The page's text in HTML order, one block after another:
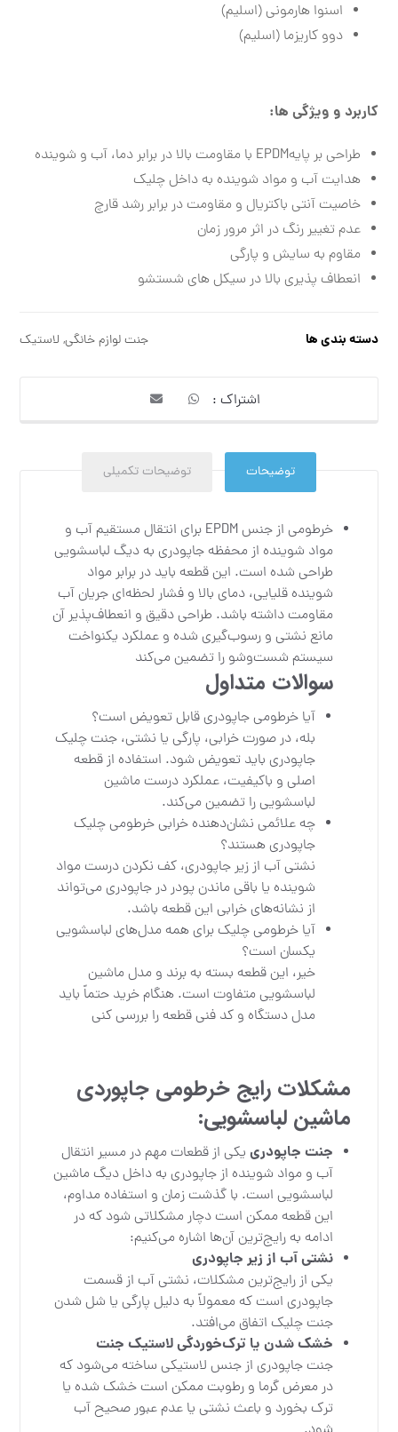
اسنوا هارمونی (اسلیم)
دوو کاریزما (اسلیم)
کاربرد و ویژگی ها:
طراحی بر پایهEPDM با مقاومت بالا در برابر دما، آب و شوینده
هدایت آب و مواد شوینده به داخل چلیک
خاصیت آنتی باکتریال و مقاومت در برابر رشد قارچ
عدم تغییر رنگ در اثر مرور زمان
مقاوم به سایش و پارگی
انعطاف پذیری بالا در سیکل های شستشو
دسته بندی ها جنت لوازم خانگی, لاستیک
توضیحات توضیحات تکمیلی
خرطومی از جنس EPDM برای انتقال مستقیم آب و
مواد شوینده از محفظه جاپودری به دیگ لباسشویی
طراحی شده است. این قطعه باید در برابر مواد
شوینده قلیایی، دمای بالا و فشار لحظه‌ای جریان آب
مقاومت داشته باشد. طراحی دقیق و انعطاف‌پذیر آن
مانع نشتی و رسوب‌گیری شده و عملکرد یکنواخت
سیستم شست‌وشو را تضمین می‌کند
سوالات متداول
آیا خرطومی جاپودری قابل تعویض است؟
بله، در صورت خرابی، پارگی یا نشتی، جنت چلیک
جاپودری باید تعویض شود. استفاده از قطعه
اصلی و باکیفیت، عملکرد درست ماشین
لباسشویی را تضمین می‌کند.
چه علائمی نشان‌دهنده خرابی خرطومی چلیک
جاپودری هستند؟
نشتی آب از زیر جاپودری، کف نکردن درست مواد
شوینده یا باقی ماندن پودر در جاپودری می‌تواند
از نشانه‌های خرابی این قطعه باشد.
آیا خرطومی چلیک برای همه مدل‌های لباسشویی
یکسان است؟
خیر، این قطعه بسته به برند و مدل ماشین
لباسشویی متفاوت است. هنگام خرید حتماً باید
مدل دستگاه و کد فنی قطعه را بررسی کنی
مشکلات رایج خرطومی جاپوردی
ماشین لباسشویی:
جنت جاپودری یکی از قطعات مهم در مسیر انتقال
آب و مواد شوینده از جاپودری به داخل دیگ ماشین
لباسشویی است. با گذشت زمان و استفاده مداوم،
این قطعه ممکن است دچار مشکلاتی شود که در
ادامه به رایج‌ترین آن‌ها اشاره می‌کنیم:
نشتی آب از زیر جاپودری
یکی از رایج‌ترین مشکلات، نشتی آب از قسمت
جاپودری است که معمولاً به دلیل پارگی یا شل شدن
جنت چلیک اتفاق می‌افتد.
خشک شدن یا ترک‌خوردگی لاستیک جنت
جنت جاپودری از جنس لاستیکی ساخته می‌شود که
در معرض گرما و رطوبت ممکن است خشک شده یا
ترک بخورد و باعث نشتی یا عدم عبور صحیح آب